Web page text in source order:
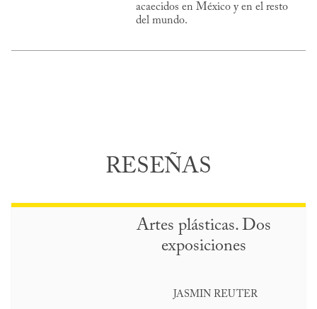
acaecidos en México y en el resto
del mundo.
RESEÑAS
Artes plásticas. Dos
exposiciones
JASMIN REUTER